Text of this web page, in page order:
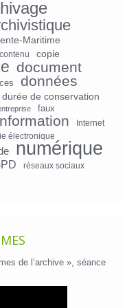
Maritime
contenu
copie
document
données
durée de conservation
faux
Internet
électronique
numérique
réseaux sociaux
de l’archive », séance